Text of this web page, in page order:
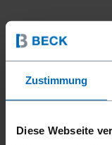
Zustimmung
Diese Webseite